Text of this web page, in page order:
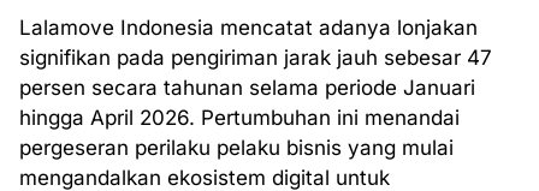
Lalamove Indonesia mencatat adanya lonjakan
signifikan pada pengiriman jarak jauh sebesar 47
persen secara tahunan selama periode Januari
hingga April 2026. Pertumbuhan ini menandai
pergeseran perilaku pelaku bisnis yang mulai
mengandalkan ekosistem digital untuk